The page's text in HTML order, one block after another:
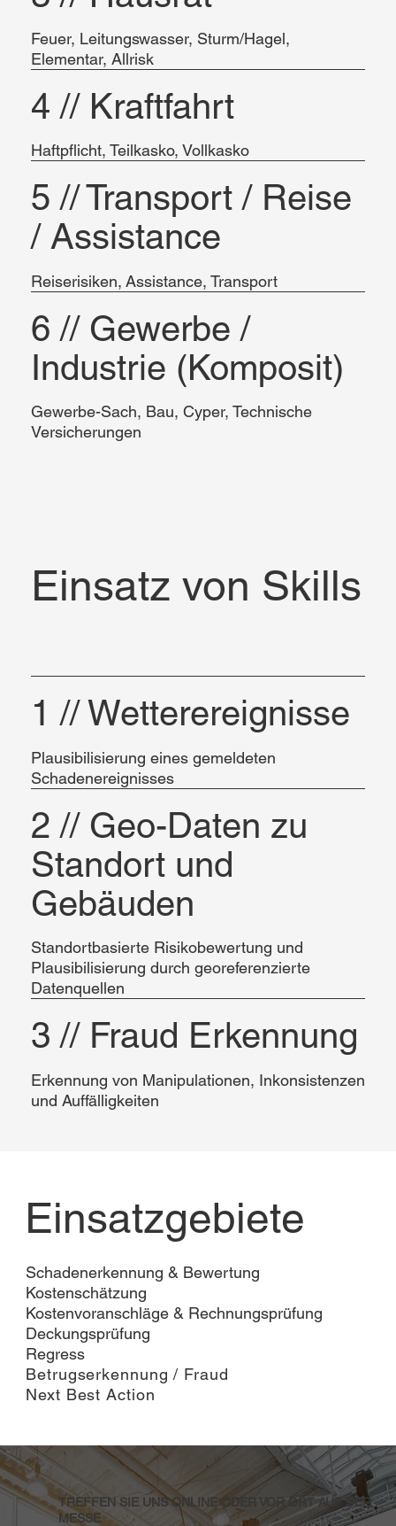
Feuer, Leitungswasser, Sturm/Hagel,
Elementar, Allrisk
4 // Kraftfahrt
Haftpflicht, Teilkasko, Vollkasko
5 // Transport / Reise
/ Assistance
Reiserisiken, Assistance, Transport
6 // Gewerbe /
Industrie (Komposit)
Gewerbe-Sach, Bau, Cyper, Technische
Versicherungen
Einsatz von Skills
1 // Wetterereignisse
Plausibilisierung eines gemeldeten
Schadenereignisses
2 // Geo-Daten zu
Standort und
Gebäuden
Standortbasierte Risikobewertung und
Plausibilisierung durch georeferenzierte
Datenquellen
3 // Fraud Erkennung
Erkennung von Manipulationen, Inkonsistenzen
und Auffälligkeiten
Einsatzgebiete
Schadenerkennung & Bewertung
Kostenschätzung
Kostenvoranschläge & Rechnungsprüfung
Deckungsprüfung
Regress
Betrugserkennung / Fraud
Next Best Action
TREFFEN SIE UNS ONLINE ODER VOR ORT AUF DER
MESSE